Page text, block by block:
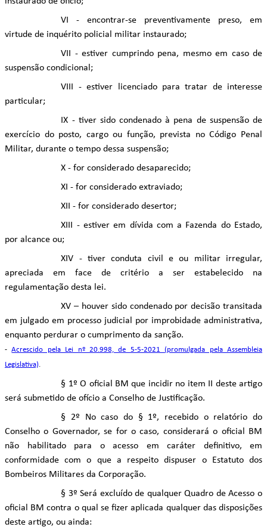
VI - encontrar-se preventivamente preso, em
virtude de inquérito policial militar instaurado;
VII - estiver cumprindo pena, mesmo em caso de
suspensão condicional;
VIII - estiver licenciado para tratar de interesse
particular;
IX - tiver sido condenado à pena de suspensão de
exercício do posto, cargo ou função, prevista no Código Penal
Militar, durante o tempo dessa suspensão;
X - for considerado desaparecido;
XI - for considerado extraviado;
XII - for considerado desertor;
XIII - estiver em dívida com a Fazenda do Estado,
por alcance ou;
XIV - tiver conduta civil e ou militar irregular,
apreciada em face de critério a ser estabelecido na
regulamentação desta lei.
XV – houver sido condenado por decisão transitada
em julgado em processo judicial por improbidade administrativa,
enquanto perdurar o cumprimento da sanção.
-Acrescido pela Lei nº 20.998, de 5-5-2021 (promulgada pela Assembleia
Legislativa).
§ 1º O oficial BM que incidir no item II deste artigo
será submetido de ofício a Conselho de Justificação.
§ 2º No caso do § 1º, recebido o relatório do
Conselho o Governador, se for o caso, considerará o oficial BM
não habilitado para o acesso em caráter definitivo, em
conformidade com o que a respeito dispuser o Estatuto dos
Bombeiros Militares da Corporação.
§ 3º Será excluído de qualquer Quadro de Acesso o
oficial BM contra o qual se fizer aplicada qualquer das disposições
deste artigo, ou ainda: